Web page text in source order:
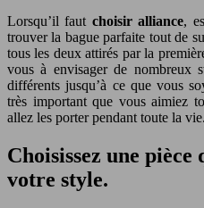
Lorsqu’il faut choisir alliance,
trouver la bague parfaite tout de
tous les deux attirés par la
vous à envisager de nombreux
différents jusqu’à ce que vous
très important que vous aimiez
allez les porter pendant toute la vie.
Choisissez une
votre style.